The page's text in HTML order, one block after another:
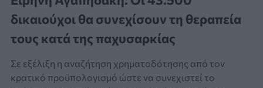
δικαιούχοι θα συνεχίσουν τη θεραπεία
τους κατά της παχυσαρκίας
Σε εξέλιξη η αναζήτηση χρηματοδότησης από τον
κρατικό προϋπολογισμό ώστε να συνεχιστεί το